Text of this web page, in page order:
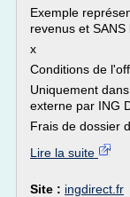
Exemple
revenus et
x
Conditions de
Uniquement
externe par ING
Frais de dossier
Lire la suite
Site : ingdirect.fr